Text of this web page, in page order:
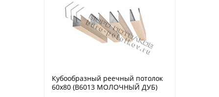
Кубообразный реечный потолок
60х80 (B6013 МОЛОЧНЫЙ ДУБ)